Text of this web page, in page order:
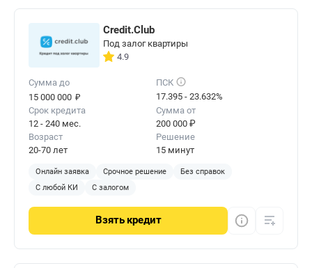
Credit.Club
Под залог квартиры
4.9
Сумма до
15 000 000 ₽
ПСК
17.395 - 23.632%
Срок кредита
12 - 240 мес.
Сумма от
200 000 ₽
Возраст
20-70 лет
Решение
15 минут
Онлайн заявка Срочное решение
Без справок
С любой КИ
С залогом
Взять кредит